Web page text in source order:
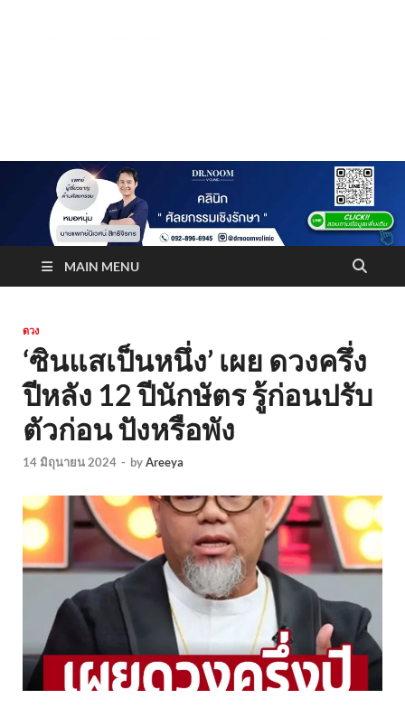
Truststoreonline
MAIN MENU
ดวง
‘ซินแสเป็นหนึ่ง’ เผย ดวงครึ่ง
ปีหลัง 12 ปีนักษัตร รู้ก่อนปรับ
ตัวก่อน ปังหรือพัง
14 มิถุนายน 2024 - byAreeya